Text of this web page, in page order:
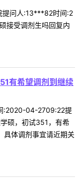
提问人:13***82时间:2
接受调剂生吗回复内
有希望调剂到继续
:2020-04-2709:22提
硕，初试351，有希
具体调剂事宜请近期关